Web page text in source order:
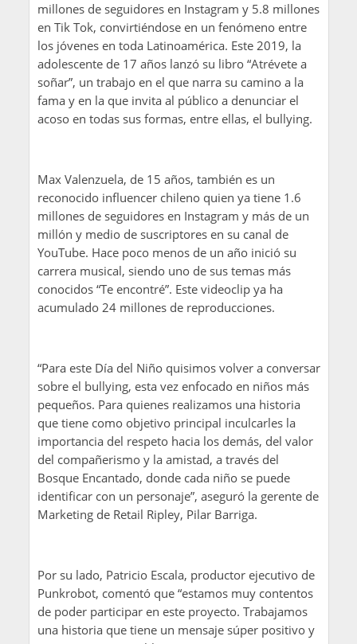
millones de seguidores en Instagram y 5.8 millones
en Tik Tok, convirtiéndose en un fenómeno entre
los jóvenes en toda Latinoamérica. Este 2019, la
adolescente de 17 años lanzó su libro “Atrévete a
soñar”, un trabajo en el que narra su camino a la
fama y en la que invita al público a denunciar el
acoso en todas sus formas, entre ellas, el bullying.
Max Valenzuela, de 15 años, también es un
reconocido influencer chileno quien ya tiene 1.6
millones de seguidores en Instagram y más de un
millón y medio de suscriptores en su canal de
YouTube. Hace poco menos de un año inició su
carrera musical, siendo uno de sus temas más
conocidos “Te encontré”. Este videoclip ya ha
acumulado 24 millones de reproducciones.
“Para este Día del Niño quisimos volver a conversar
sobre el bullying, esta vez enfocado en niños más
pequeños. Para quienes realizamos una historia
que tiene como objetivo principal inculcarles la
importancia del respeto hacia los demás, del valor
del compañerismo y la amistad, a través del
Bosque Encantado, donde cada niño se puede
identificar con un personaje”, aseguró la gerente de
Marketing de Retail Ripley, Pilar Barriga.
Por su lado, Patricio Escala, productor ejecutivo de
Punkrobot, comentó que “estamos muy contentos
de poder participar en este proyecto. Trabajamos
una historia que tiene un mensaje súper positivo y